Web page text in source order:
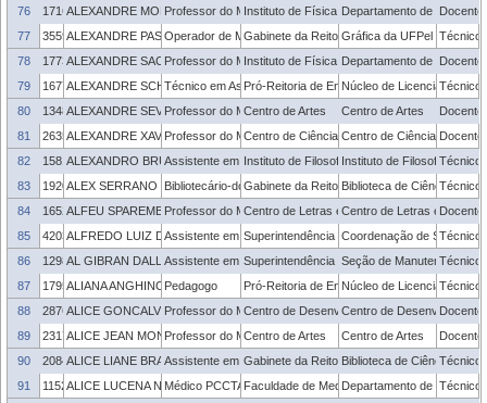
76
1716756ALEXANDRE MOLTERProfessor do Magistério Superior
Instituto de Física e Matemática
Departamento de Docente
77
355950ALEXANDRE PASSOS MOREIRAOperador de Máquina Copiadora
Gabinete da ReitoriaGráfica da UFPel
Técnico
78
1773193ALEXANDRE SACCO DE ATHAYDE
Professor do Magistério Superior
Instituto de Física e Matemática
Departamento de Docente
79
1677245ALEXANDRE SCHEIN RIBEIROTécnico em Assuntos Educacionais
Pró-Reitoria de EnsinoNúcleo de Licenciaturas
Técnico
80
1348710ALEXANDRE SEVERO MASOTTIProfessor do Magistério Superior
Centro de Artes Centro de Artes
Docente
81
2635162ALEXANDRE XAVIER VIEIRA BRAGA
Professor do Magistério Superior
Centro de Ciências Socio-Organizacionais
Centro de Ciências Socio-
Docente
82
1581023ALEXANDRO BRUM SOSAAssistente em AdministraçãoInstituto de Filosofia, Sociologia e Política
Instituto de Filosofia,Técnico
83
1920877ALEX SERRANO DE ALMEIDABibliotecário-documentalista
Gabinete da ReitoriaBiblioteca de CiênciasTécnico
84
1652311ALFEU SPAREMBERGERProfessor do Magistério Superior
Centro de Letras e Comunicação
Centro de Letras eDocente
85
420359ALFREDO LUIZ DA COSTA TILLMANN
Assistente em AdministraçãoSuperintendência de Gestão de Tecnologia
Coordenação de Sistemas
Técnico
86
1298159AL GIBRAN DALLA ROSA MANSUR FERREIRA
Assistente em AdministraçãoSuperintendência de Infraestrutura
Seção de Manutenção dos
Técnico
87
1795587ALIANA ANGHINONI CARDOSO
Pedagogo Pró-Reitoria de EnsinoNúcleo de Licenciaturas
Técnico
88
2876718ALICE GONCALVES OSORIOProfessor do Magistério Superior
Centro de Desenvolvimento Tecnológico
Centro de
Docente
89
2317219ALICE JEAN MONSELLProfessor do Magistério Superior
Centro de Artes Centro de Artes
Docente
90
2084497ALICE LIANE BRAHM XAVIERAssistente em Administração
Gabinete da ReitoriaBiblioteca de CiênciasTécnico
91
1152924ALICE LUCENA NUNES LEAL
Médico PCCTAEFaculdade de MedicinaDepartamento de Clínica
Técnico